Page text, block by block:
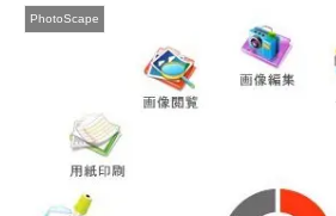
PhotoScape